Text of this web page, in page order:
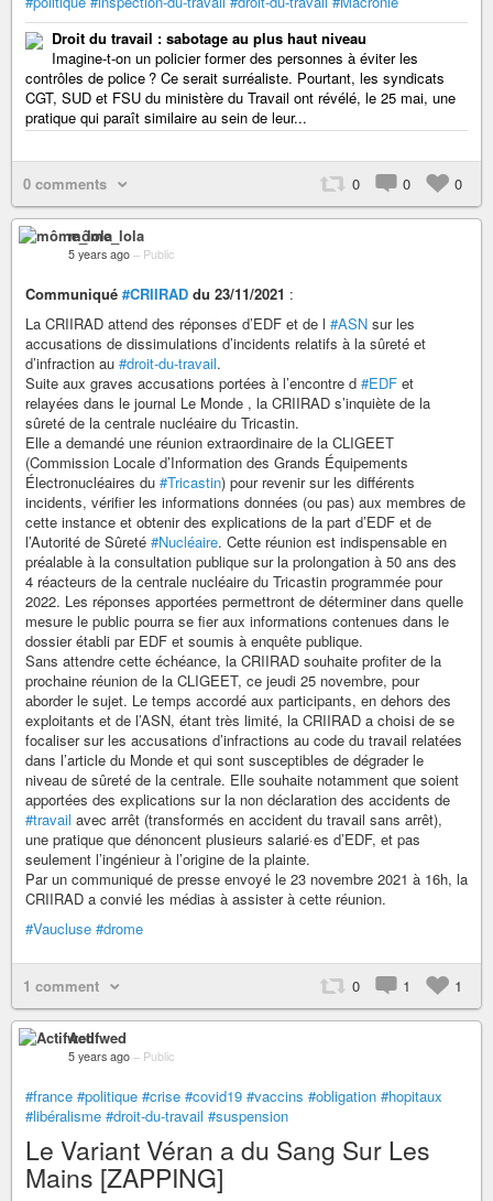
Droit du travail : sabotage au plus haut niveau
Imagine-t-on un policier former des personnes à éviter les
contrôles de police ? Ce serait surréaliste. Pourtant, les syndicats
CGT, SUD et FSU du ministère du Travail ont révélé, le 25 mai, une
pratique qui paraît similaire au sein de leur...
0 comments 0 0 0
môme_lola
5 years ago – Public
Communiqué #CRIIRAD du 23/11/2021 :
La CRIIRAD attend des réponses d’EDF et de l #ASN sur les
accusations de dissimulations d’incidents relatifs à la sûreté et
d’infraction au #droit-du-travail.
Suite aux graves accusations portées à l’encontre d #EDF et
relayées dans le journal Le Monde , la CRIIRAD s’inquiète de la
sûreté de la centrale nucléaire du Tricastin.
Elle a demandé une réunion extraordinaire de la CLIGEET
(Commission Locale d’Information des Grands Équipements
Électronucléaires du #Tricastin) pour revenir sur les différents
incidents, vérifier les informations données (ou pas) aux membres de
cette instance et obtenir des explications de la part d’EDF et de
l’Autorité de Sûreté #Nucléaire. Cette réunion est indispensable en
préalable à la consultation publique sur la prolongation à 50 ans des
4 réacteurs de la centrale nucléaire du Tricastin programmée pour
2022. Les réponses apportées permettront de déterminer dans quelle
mesure le public pourra se fier aux informations contenues dans le
dossier établi par EDF et soumis à enquête publique.
Sans attendre cette échéance, la CRIIRAD souhaite profiter de la
prochaine réunion de la CLIGEET, ce jeudi 25 novembre, pour
aborder le sujet. Le temps accordé aux participants, en dehors des
exploitants et de l’ASN, étant très limité, la CRIIRAD a choisi de se
focaliser sur les accusations d’infractions au code du travail relatées
dans l’article du Monde et qui sont susceptibles de dégrader le
niveau de sûreté de la centrale. Elle souhaite notamment que soient
apportées des explications sur la non déclaration des accidents de
#travail avec arrêt (transformés en accident du travail sans arrêt),
une pratique que dénoncent plusieurs salarié·es d’EDF, et pas
seulement l’ingénieur à l’origine de la plainte.
Par un communiqué de presse envoyé le 23 novembre 2021 à 16h, la
CRIIRAD a convié les médias à assister à cette réunion.
#Vaucluse #drome
1 comment 0 1 1
Actifwed
5 years ago – Public
#france #politique #crise #covid19 #vaccins #obligation #hopitaux
#libéralisme #droit-du-travail #suspension
Le Variant Véran a du Sang Sur Les
Mains [ZAPPING]